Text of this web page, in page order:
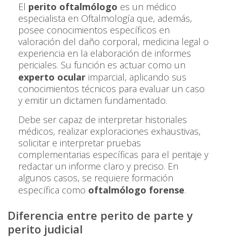
El perito oftalmólogo es un médico
especialista en Oftalmología que, además,
posee conocimientos específicos en
valoración del daño corporal, medicina legal o
experiencia en la elaboración de informes
periciales. Su función es actuar como un
experto ocularimparcial, aplicando sus
conocimientos técnicos para evaluar un caso
y emitir un dictamen fundamentado.
Debe ser capaz de interpretar historiales
médicos, realizar exploraciones exhaustivas,
solicitar e interpretar pruebas
complementarias específicas para el peritaje y
redactar un informe claro y preciso. En
algunos casos, se requiere formación
específica como oftalmólogo forense.
Diferencia entre perito de parte y
perito judicial